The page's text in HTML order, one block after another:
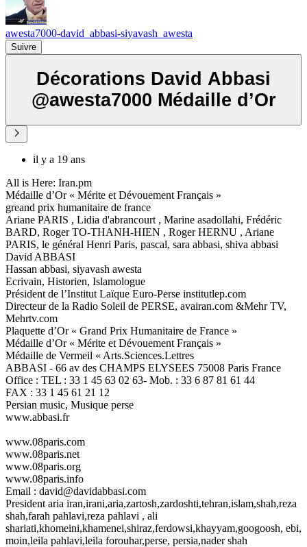
awesta7000-david_abbasi-siyavash_awesta
Suivre
Décorations David Abbasi
@awesta7000 Médaille d’Or
il y a 19 ans
All is Here: Iran.pm
Médaille d’Or « Mérite et Dévouement Français »
greand prix humanitaire de france
Ariane PARIS , Lidia d'abrancourt , Marine asadollahi, Frédéric
BARD, Roger TO-THANH-HIEN , Roger HERNU , Ariane
PARIS, le général Henri Paris, pascal, sara abbasi, shiva abbasi
David ABBASI
Hassan abbasi, siyavash awesta
Ecrivain, Historien, Islamologue
Président de l’Institut Laïque Euro-Perse institutlep.com
Directeur de la Radio Soleil de PERSE, avairan.com &Mehr TV,
Mehrtv.com
Plaquette d’Or « Grand Prix Humanitaire de France »
Médaille d’Or « Mérite et Dévouement Français »
Médaille de Vermeil « Arts.Sciences.Lettres
ABBASI - 66 av des CHAMPS ELYSEES 75008 Paris France
Office : TEL : 33 1 45 63 02 63- Mob. : 33 6 87 81 61 44
FAX : 33 1 45 61 21 12
Persian music, Musique perse
www.abbasi.fr
www.08paris.com
www.08paris.net
www.08paris.org
www.08paris.info
Email : david@davidabbasi.com
President aria iran,irani,aria,zartosh,zardoshti,tehran,islam,shah,reza
shah,farah pahlavi,reza pahlavi , ali
shariati,khomeini,khamenei,shiraz,ferdowsi,khayyam,googoosh, ebi,
moin,leila pahlavi,leila forouhar,perse, persia,nader shah